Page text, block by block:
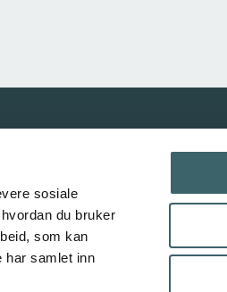
sosiale
du bruker
som kan
har samlet inn